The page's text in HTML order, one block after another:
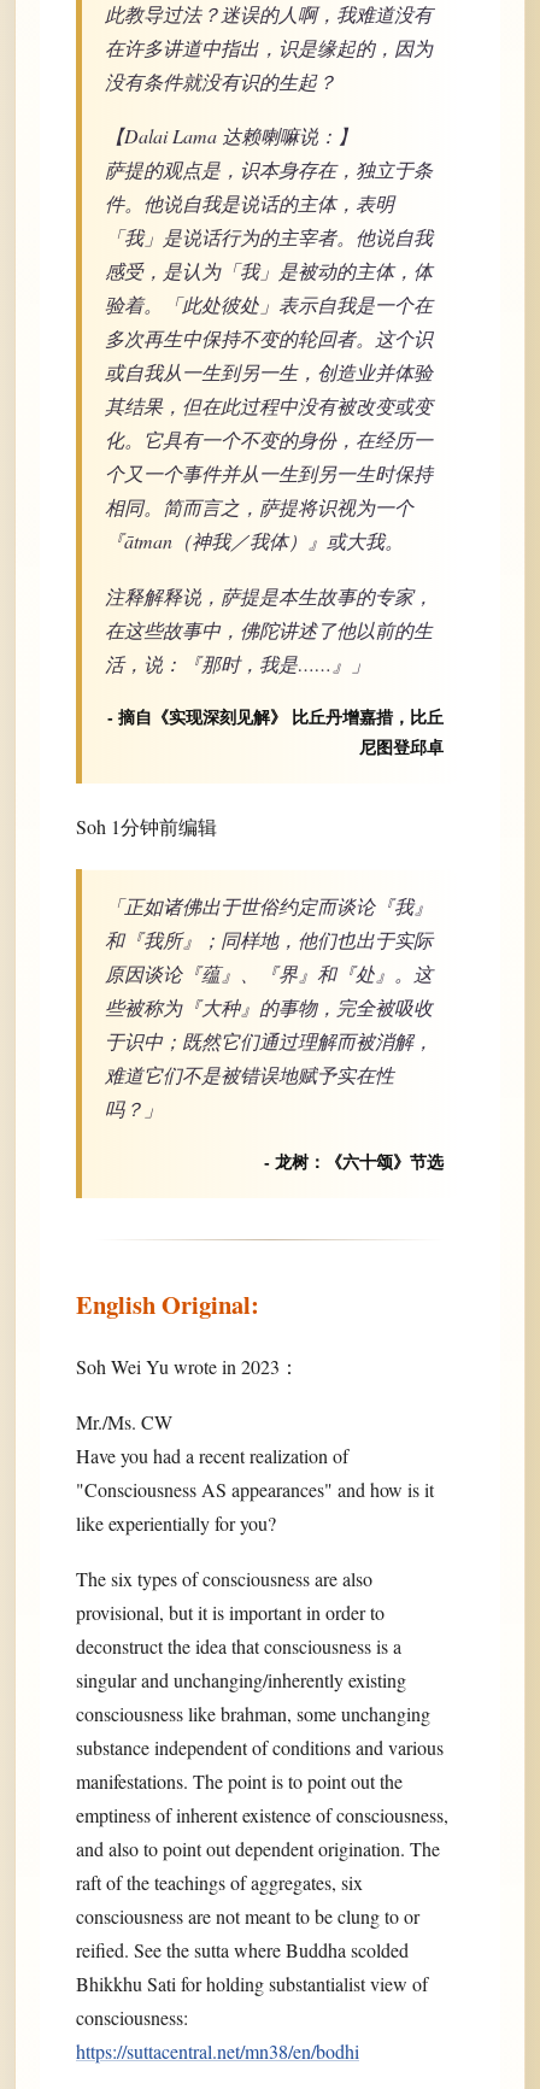
此教导过法？迷误的人啊，我难道没有
在许多讲道中指出，识是缘起的，因为
没有条件就没有识的生起？
【Dalai Lama 达赖喇嘛说：】
萨提的观点是，识本身存在，独立于条
件。他说自我是说话的主体，表明
「我」是说话行为的主宰者。他说自我
感受，是认为「我」是被动的主体，体
验着。「此处彼处」表示自我是一个在
多次再生中保持不变的轮回者。这个识
或自我从一生到另一生，创造业并体验
其结果，但在此过程中没有被改变或变
化。它具有一个不变的身份，在经历一
个又一个事件并从一生到另一生时保持
相同。简而言之，萨提将识视为一个
『ātman（神我／我体）』或大我。
注释解释说，萨提是本生故事的专家，
在这些故事中，佛陀讲述了他以前的生
活，说：『那时，我是……』」
- 摘自《实现深刻见解》 比丘丹增嘉措，比丘
尼图登邱卓
Soh 1分钟前编辑
「正如诸佛出于世俗约定而谈论『我』
和『我所』；同样地，他们也出于实际
原因谈论『蕴』、『界』和『处』。这
些被称为『大种』的事物，完全被吸收
于识中；既然它们通过理解而被消解，
难道它们不是被错误地赋予实在性
吗？」
- 龙树：《六十颂》节选
English Original:
Soh Wei Yu wrote in 2023：
Mr./Ms. CW
Have you had a recent realization of
"Consciousness AS appearances" and how is it
like experientially for you?
The six types of consciousness are also
provisional, but it is important in order to
deconstruct the idea that consciousness is a
singular and unchanging/inherently existing
consciousness like brahman, some unchanging
substance independent of conditions and various
manifestations. The point is to point out the
emptiness of inherent existence of consciousness,
and also to point out dependent origination. The
raft of the teachings of aggregates, six
consciousness are not meant to be clung to or
reified. See the sutta where Buddha scolded
Bhikkhu Sati for holding substantialist view of
consciousness:
https://suttacentral.net/mn38/en/bodhi